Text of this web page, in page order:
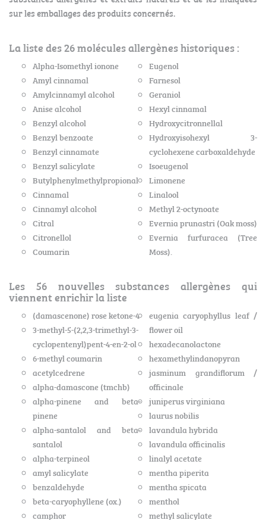
sur les emballages des produits concernés.
La liste des 26 molécules allergènes historiques :
Alpha-Isomethyl ionone
Amyl cinnamal
Amylcinnamyl alcohol
Anise alcohol
Benzyl alcohol
Benzyl benzoate
Benzyl cinnamate
Benzyl salicylate
Butylphenylmethylpropional
Cinnamal
Cinnamyl alcohol
Citral
Citronellol
Coumarin
Eugenol
Farnesol
Geraniol
Hexyl cinnamal
Hydroxycitronnellal
Hydroxyisohexyl 3-
cyclohexene carboxaldehyde
Isoeugenol
Limonene
Linalool
Methyl 2-octynoate
Evernia prunastri (Oak moss)
Evernia furfuracea (Tree
Moss).
Les 56 nouvelles substances allergènes qui
viennent enrichir la liste
(damascenone) rose ketone-4
3-methyl-5-(2,2,3-trimethyl-3-
cyclopentenyl)pent-4-en-2-ol
6-methyl coumarin
acetylcedrene
alpha-damascone (tmchb)
alpha-pinene and beta-
pinene
alpha-santalol and beta-
santalol
alpha-terpineol
amyl salicylate
benzaldehyde
beta-caryophyllene (ox.)
camphor
eugenia caryophyllus leaf /
flower oil
hexadecanolactone
hexamethylindanopyran
jasminum grandiflorum /
officinale
juniperus virginiana
laurus nobilis
lavandula hybrida
lavandula officinalis
linalyl acetate
mentha piperita
mentha spicata
menthol
methyl salicylate